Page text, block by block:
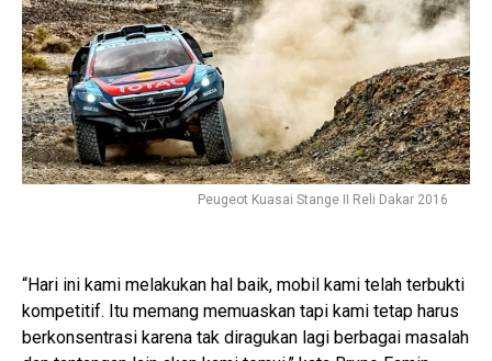
Peugeot Kuasai Stange II Reli Dakar 2016
“Hari ini kami melakukan hal baik, mobil kami telah terbukti
kompetitif. Itu memang memuaskan tapi kami tetap harus
berkonsentrasi karena tak diragukan lagi berbagai masalah